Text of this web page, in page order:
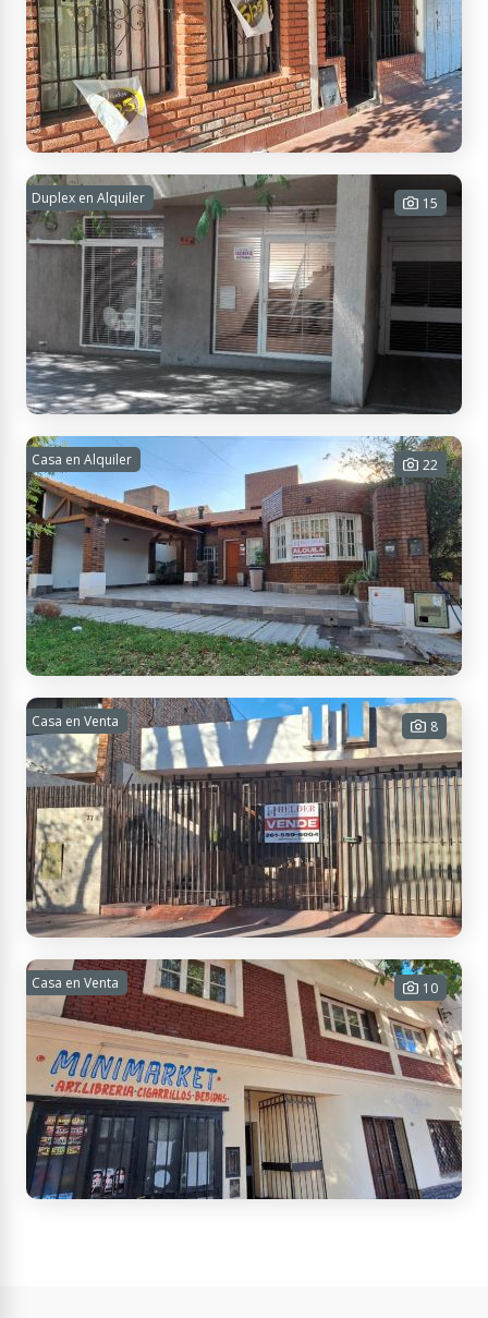
- 65 m² Tot.
$ 730.000 Contactar
Los Malvones 4725, M5521, Mendoza, Argentina
Casa en venta - 2 dormitorios, jardín
2 habitaciones - 1 baño - 2 cocheras
- 110 m² Cub. - 208 m² Tot.
USD 54.000 Contactar
Duplex en Alquiler 15
Arizu 550, M5501 Godoy Cruz, Mendoza, Argentina
Alquiler Duplex - B° Bombal Sur - Complejo
cerrado
2 habitaciones - 1 baño - 1 cochera -
82 m² Cub. - 82 m² Tot.
$ 950.000 Contactar
Casa en Alquiler 22
San Martín 7110, M5505 Luján de Cuyo, Mendoza, Argentina
Alquiler casa amoblada - B° Privado Lujan de
Cuyo - 3 Dormitorios
3 habitaciones - 2 baños - 1 cochera
- 110 m² Cub. - 199 m² Tot.
USD 1.000 Contactar
Casa en Venta 8
Bouchard 77, M5501 Godoy Cruz, Mendoza, Argentina
Casa 3 dormitorios - Godoy Cruz
3 habitaciones - 1 baño - 1 cochera -
147 m² Cub. - 157 m² Tot.
USD 80.000 Contactar
Casa en Venta 10